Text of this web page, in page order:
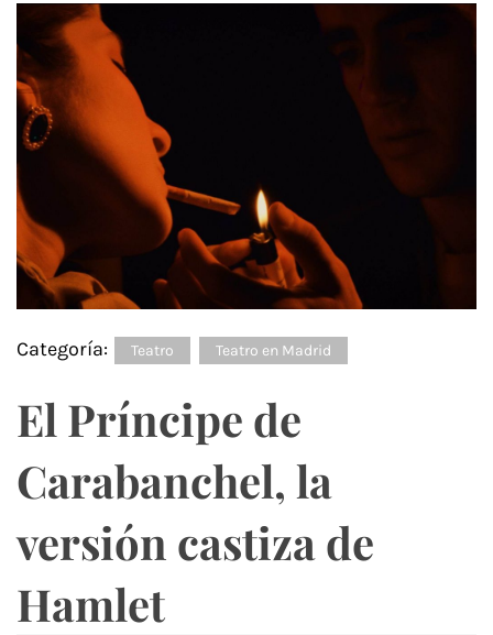
Categoría: Teatro Teatro en Madrid
El Príncipe de
Carabanchel, la
versión castiza de
Hamlet